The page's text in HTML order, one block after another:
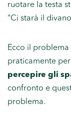
ruotare la testa
“Ci starà il
Ecco il
praticamente
percepire gli
confronto e
problema.